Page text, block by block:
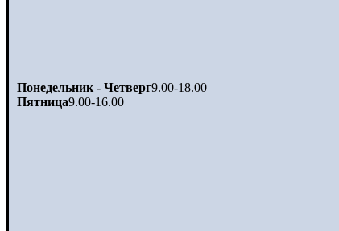
Понедельник - Четверг9.00-18.00
Пятница9.00-16.00